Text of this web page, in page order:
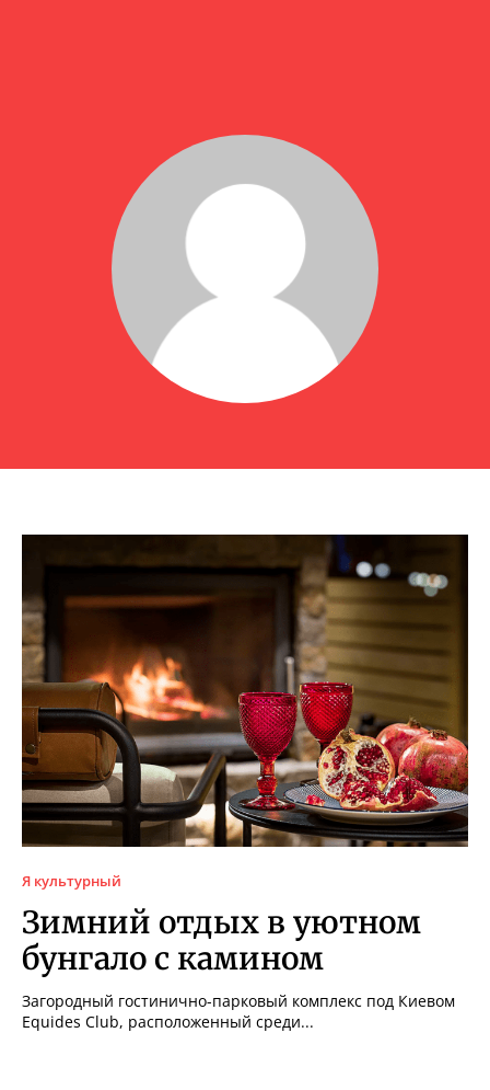
Я культурный
Зимний отдых в уютном
бунгало с камином
Загородный гостинично-парковый комплекс под Киевом
Equides Club, расположенный среди...